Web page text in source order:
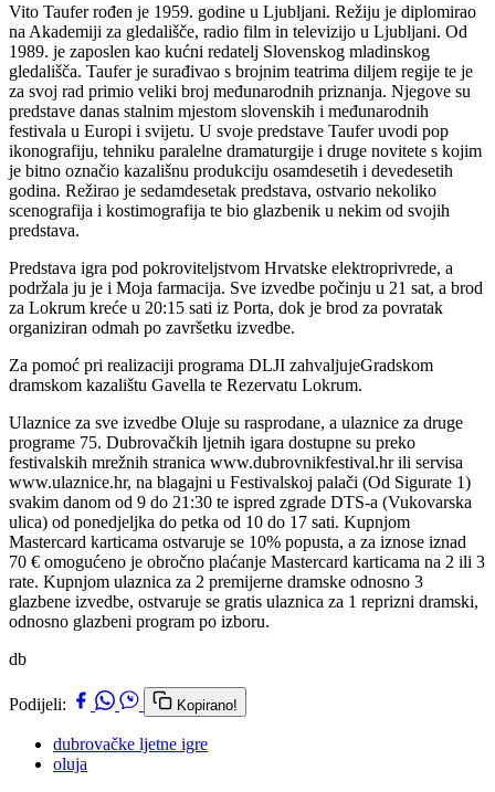
Vito Taufer rođen je 1959. godine u Ljubljani. Režiju je diplomirao
na Akademiji za gledališče, radio film in televizijo u Ljubljani. Od
1989. je zaposlen kao kućni redatelj Slovenskog mladinskog
gledališča. Taufer je surađivao s brojnim teatrima diljem regije te je
za svoj rad primio veliki broj međunarodnih priznanja. Njegove su
predstave danas stalnim mjestom slovenskih i međunarodnih
festivala u Europi i svijetu. U svoje predstave Taufer uvodi pop
ikonografiju, tehniku paralelne dramaturgije i druge novitete s kojim
je bitno označio kazališnu produkciju osamdesetih i devedesetih
godina. Režirao je sedamdesetak predstava, ostvario nekoliko
scenografija i kostimografija te bio glazbenik u nekim od svojih
predstava.
Predstava igra pod pokroviteljstvom Hrvatske elektroprivrede, a
podržala ju je i Moja farmacija. Sve izvedbe počinju u 21 sat, a brod
za Lokrum kreće u 20:15 sati iz Porta, dok je brod za povratak
organiziran odmah po završetku izvedbe.
Za pomoć pri realizaciji programa DLJI zahvaljujeGradskom
dramskom kazalištu Gavella te Rezervatu Lokrum.
Ulaznice za sve izvedbe Oluje su rasprodane, a ulaznice za druge
programe 75. Dubrovačkih ljetnih igara dostupne su preko
festivalskih mrežnih stranica www.dubrovnikfestival.hr ili servisa
www.ulaznice.hr, na blagajni u Festivalskoj palači (Od Sigurate 1)
svakim danom od 9 do 21:30 te ispred zgrade DTS-a (Vukovarska
ulica) od ponedjeljka do petka od 10 do 17 sati. Kupnjom
Mastercard karticama ostvaruje se 10% popusta, a za iznose iznad
70 € omogućeno je obročno plaćanje Mastercard karticama na 2 ili 3
rate. Kupnjom ulaznica za 2 premijerne dramske odnosno 3
glazbene izvedbe, ostvaruje se gratis ulaznica za 1 reprizni dramski,
odnosno glazbeni program po izboru.
db
Podijeli: Kopirano!
dubrovačke ljetne igre
oluja